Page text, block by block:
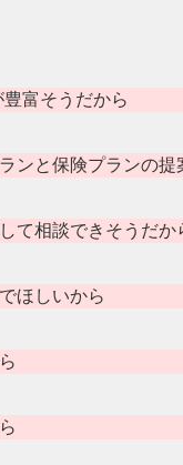
富そうだから
ンと保険プランの提
て相談できそうだか
ほしいから